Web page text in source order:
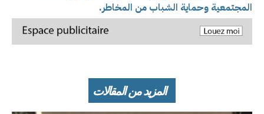
المجتمعية وحماية الشباب من المخاطر.
المزيد من المقالات